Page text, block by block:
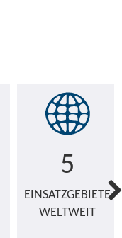
5
EINSATZGEBIETE
WELTWEIT